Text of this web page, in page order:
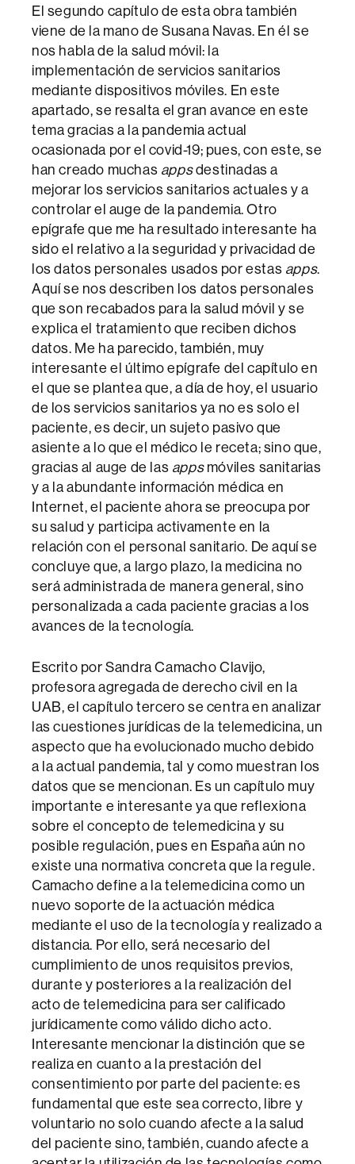
El segundo capítulo de esta obra también
viene de la mano de Susana Navas. En él se
nos habla de la salud móvil: la
implementación de servicios sanitarios
mediante dispositivos móviles. En este
apartado, se resalta el gran avance en este
tema gracias a la pandemia actual
ocasionada por el covid-19; pues, con este, se
han creado muchas appsdestinadas a
mejorar los servicios sanitarios actuales y a
controlar el auge de la pandemia. Otro
epígrafe que me ha resultado interesante ha
sido el relativo a la seguridad y privacidad de
los datos personales usados por estas apps.
Aquí se nos describen los datos personales
que son recabados para la salud móvil y se
explica el tratamiento que reciben dichos
datos. Me ha parecido, también, muy
interesante el último epígrafe del capítulo en
el que se plantea que, a día de hoy, el usuario
de los servicios sanitarios ya no es solo el
paciente, es decir, un sujeto pasivo que
asiente a lo que el médico le receta; sino que,
gracias al auge de las appsmóviles sanitarias
y a la abundante información médica en
Internet, el paciente ahora se preocupa por
su salud y participa activamente en la
relación con el personal sanitario. De aquí se
concluye que, a largo plazo, la medicina no
será administrada de manera general, sino
personalizada a cada paciente gracias a los
avances de la tecnología.
Escrito por Sandra Camacho Clavijo,
profesora agregada de derecho civil en la
UAB, el capítulo tercero se centra en analizar
las cuestiones jurídicas de la telemedicina, un
aspecto que ha evolucionado mucho debido
a la actual pandemia, tal y como muestran los
datos que se mencionan. Es un capítulo muy
importante e interesante ya que reflexiona
sobre el concepto de telemedicina y su
posible regulación, pues en España aún no
existe una normativa concreta que la regule.
Camacho define a la telemedicina como un
nuevo soporte de la actuación médica
mediante el uso de la tecnología y realizado a
distancia. Por ello, será necesario del
cumplimiento de unos requisitos previos,
durante y posteriores a la realización del
acto de telemedicina para ser calificado
jurídicamente como válido dicho acto.
Interesante mencionar la distinción que se
realiza en cuanto a la prestación del
consentimiento por parte del paciente: es
fundamental que este sea correcto, libre y
voluntario no solo cuando afecte a la salud
del paciente sino, también, cuando afecte a